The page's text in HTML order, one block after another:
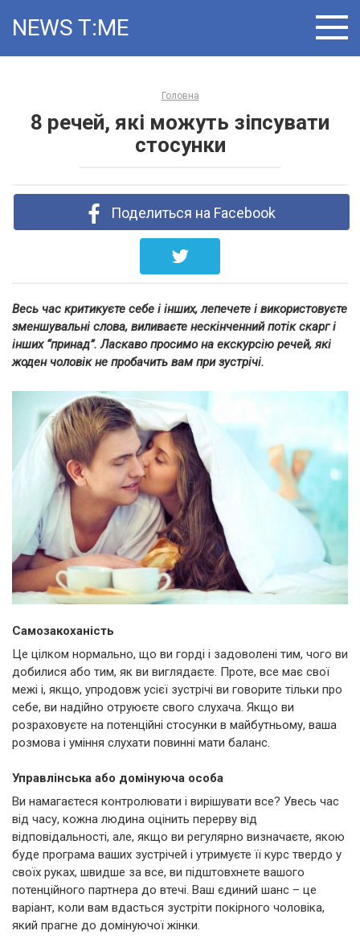
NEWS T:ME
Головна
8 речей, які можуть зіпсувати
стосунки
Поделиться на Facebook
Весь час критикуєте себе і інших, лепечете і використовуєте
зменшувальні слова, виливаєте нескінченний потік скарг і
інших “принад”. Ласкаво просимо на екскурсію речей, які
жоден чоловік не пробачить вам при зустрічі.
Самозакоханість
Це цілком нормально, що ви горді і задоволені тим, чого ви
добилися або тим, як ви виглядаєте. Проте, все має свої
межі і, якщо, упродовж усієї зустрічі ви говорите тільки про
себе, ви надійно отруюєте свого слухача. Якщо ви
розраховуєте на потенційні стосунки в майбутньому, ваша
розмова і уміння слухати повинні мати баланс.
Управлінська або домінуюча особа
Ви намагаєтеся контролювати і вирішувати все? Увесь час
від часу, кожна людина оцінить перерву від
відповідальності, але, якщо ви регулярно визначаєте, якою
буде програма ваших зустрічей і утримуєте її курс твердо у
своїх руках, швидше за все, ви підштовхнете вашого
потенційного партнера до втечі. Ваш єдиний шанс – це
варіант, коли вам вдасться зустріти покірного чоловіка,
який прагне до домінуючої жінки.